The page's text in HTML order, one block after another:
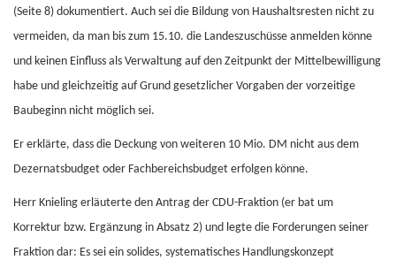
(Seite 8) dokumentiert. Auch sei die Bildung von Haushaltsresten nicht zu
vermeiden, da man bis zum 15.10. die Landeszuschüsse anmelden könne
und keinen Einfluss als Verwaltung auf den Zeitpunkt der Mittelbewilligung
habe und gleichzeitig auf Grund gesetzlicher Vorgaben der vorzeitige
Baubeginn nicht möglich sei.
Er erklärte, dass die Deckung von weiteren 10 Mio. DM nicht aus dem
Dezernatsbudget oder Fachbereichsbudget erfolgen könne.
Herr Knieling erläuterte den Antrag der CDU-Fraktion (er bat um
Korrektur bzw. Ergänzung in Absatz 2) und legte die Forderungen seiner
Fraktion dar: Es sei ein solides, systematisches Handlungskonzept